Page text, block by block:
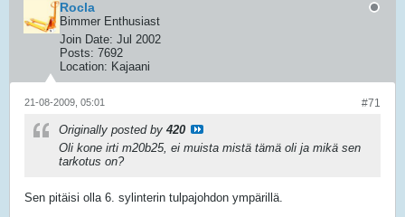
Rocla
Bimmer Enthusiast
Join Date: Jul 2002
Posts: 7692
Location: Kajaani
#71
21-08-2009, 05:01
Originally posted by 420
Oli kone irti m20b25, ei muista mistä tämä oli ja mikä sen
tarkotus on?
Sen pitäisi olla 6. sylinterin tulpajohdon ympärillä.